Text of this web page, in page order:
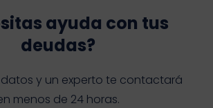
ayuda con tus
deudas?
y un experto te contactará
menos de 24 horas.